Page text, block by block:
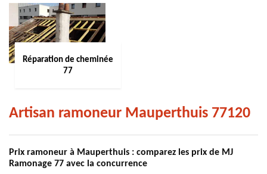
Réparation de cheminée
77
Artisan ramoneur Mauperthuis 77120
Prix ramoneur à Mauperthuis : comparez les prix de MJ
Ramonage 77 avec la concurrence